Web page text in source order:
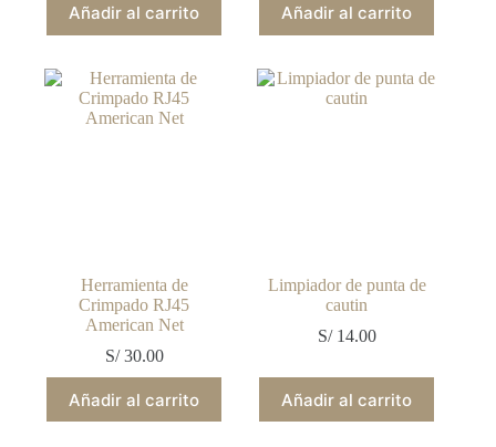
Añadir al carrito Añadir al carrito
Herramienta de
Crimpado RJ45
American Net
S/30.00
Añadir al carrito
Limpiador de punta de
cautin
S/14.00
Añadir al carrito